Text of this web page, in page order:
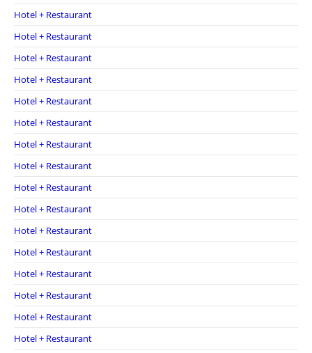
Hotel + Restaurant
Hotel + Restaurant
Hotel + Restaurant
Hotel + Restaurant
Hotel + Restaurant
Hotel + Restaurant
Hotel + Restaurant
Hotel + Restaurant
Hotel + Restaurant
Hotel + Restaurant
Hotel + Restaurant
Hotel + Restaurant
Hotel + Restaurant
Hotel + Restaurant
Hotel + Restaurant
Hotel + Restaurant